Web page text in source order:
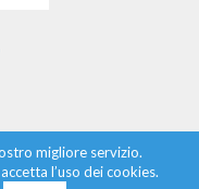
migliore servizio.
l’uso dei cookies.